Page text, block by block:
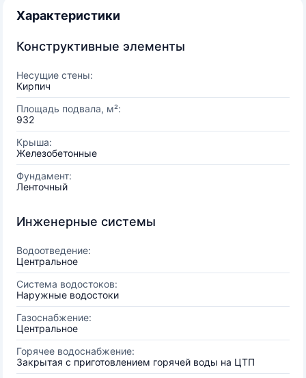
Характеристики
Конструктивные элементы
Несущие стены:
Кирпич
Площадь подвала, м²:
932
Крыша:
Железобетонные
Фундамент:
Ленточный
Инженерные системы
Водоотведение:
Центральное
Система водостоков:
Наружные водостоки
Газоснабжение:
Центральное
Горячее водоснабжение:
Закрытая с приготовлением горячей воды на ЦТП